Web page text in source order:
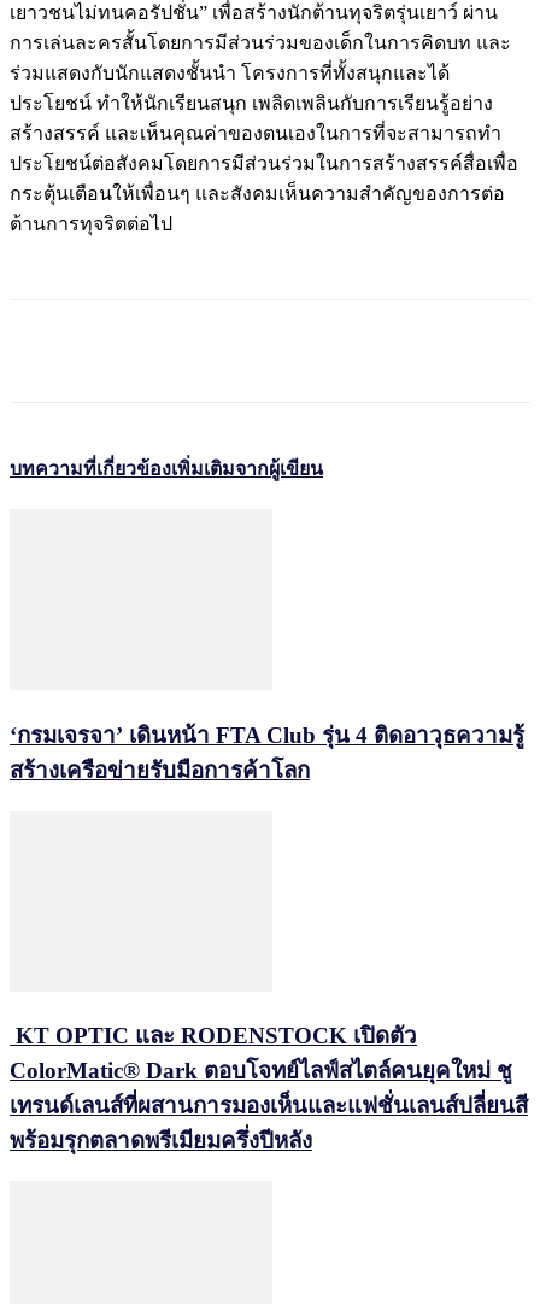
เยาวชนไม่ทนคอรัปชั่น” เพื่อสร้างนักต้านทุจริตรุ่นเยาว์ ผ่าน
การเล่นละครสั้นโดยการมีส่วนร่วมของเด็กในการคิดบท และ
ร่วมแสดงกับนักแสดงชั้นนำ โครงการที่ทั้งสนุกและได้
ประโยชน์ ทำให้นักเรียนสนุก เพลิดเพลินกับการเรียนรู้อย่าง
สร้างสรรค์ และเห็นคุณค่าของตนเองในการที่จะสามารถทำ
ประโยชน์ต่อสังคมโดยการมีส่วนร่วมในการสร้างสรรค์สื่อเพื่อ
กระตุ้นเตือนให้เพื่อนๆ และสังคมเห็นความสำคัญของการต่อ
ต้านการทุจริตต่อไป
บทความที่เกี่ยวข้องเพิ่มเติมจากผู้เขียน
‘กรมเจรจา’ เดินหน้า FTA Club รุ่น 4 ติดอาวุธความรู้
สร้างเครือข่ายรับมือการค้าโลก
KT OPTIC และ RODENSTOCK เปิดตัว
ColorMatic® Dark ตอบโจทย์ไลฟ์สไตล์คนยุคใหม่ ชู
เทรนด์เลนส์ที่ผสานการมองเห็นและแฟชั่นเลนส์ปลี่ยนสี
พร้อมรุกตลาดพรีเมียมครึ่งปีหลัง